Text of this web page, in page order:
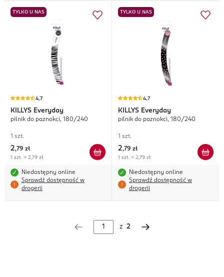
TYLKO U NAS
4,7
KILLYS Everyday
pilnik do paznokci, 180/240
1 szt.
2,79 zł
1 szt. = 2,79 zł
Niedostępny online
Sprawdź dostępność w
drogerii
TYLKO U NAS
4,7
KILLYS Everyday
pilnik do paznokci, 180/240
1 szt.
2,79 zł
1 szt. = 2,79 zł
Niedostępny online
Sprawdź dostępność w
drogerii
z 2